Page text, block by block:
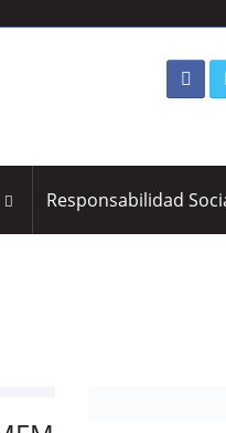
Responsabilidad